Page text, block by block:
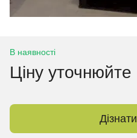
В наявності
Ціну уточнюйте